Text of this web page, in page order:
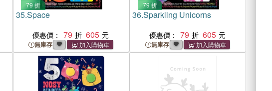
79 折
35.Space
優惠價： 79 605
無庫存
79 折
36.Sparkling Unicorns
優惠價： 79 605
無庫存